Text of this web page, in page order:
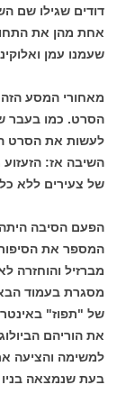
דודים שגילו שם
אחת מהן את
שעמנו עמן
מאחורי המסע
הסרט. כמו בעבר
לעשות את הסרט
השיבה אז:
של צעירים ללא
הפעם הסיבה
המספר את
מברזיל והוחזרה
מסגרת בעמוד
של "תפוז"
את הוריהם
בעת שנמצאה בניו